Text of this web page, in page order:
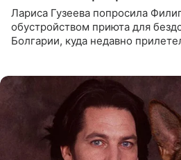
Лариса Гузеева попросила
обустройством приюта для
Болгарии, куда недавно